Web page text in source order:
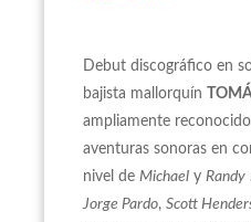
Debut discográfico en
bajista mallorquín
ampliamente
aventuras sonoras en
nivel de Michael y Randy
Jorge Pardo, Scott